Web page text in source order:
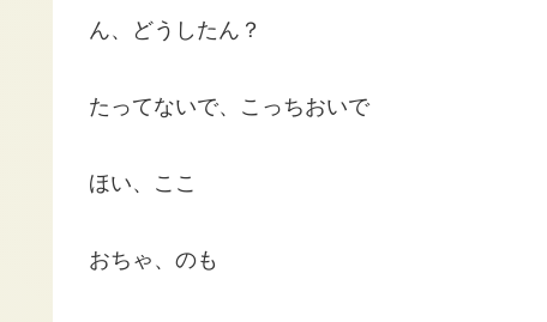
ん、どうしたん？
たってないで、こっちおいで
ほい、ここ
おちゃ、のも